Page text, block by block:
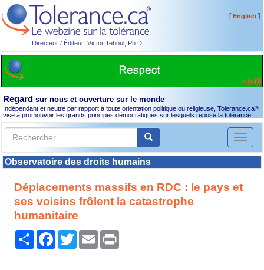
Directeur / Éditeur: Victor Teboul, Ph.D.
[English ]
Regard sur nous et ouverture sur le monde
Indépendant et neutre par rapport à toute orientation politique ou religieuse, Tolerance.ca®
vise à promouvoir les grands principes démocratiques sur lesquels repose la tolérance.
Toggle
Observatoire des droits humains
Déplacements massifs en RDC : le pays et
ses voisins frôlent la catastrophe
humanitaire
PartagerFacebook
TwitterEmail